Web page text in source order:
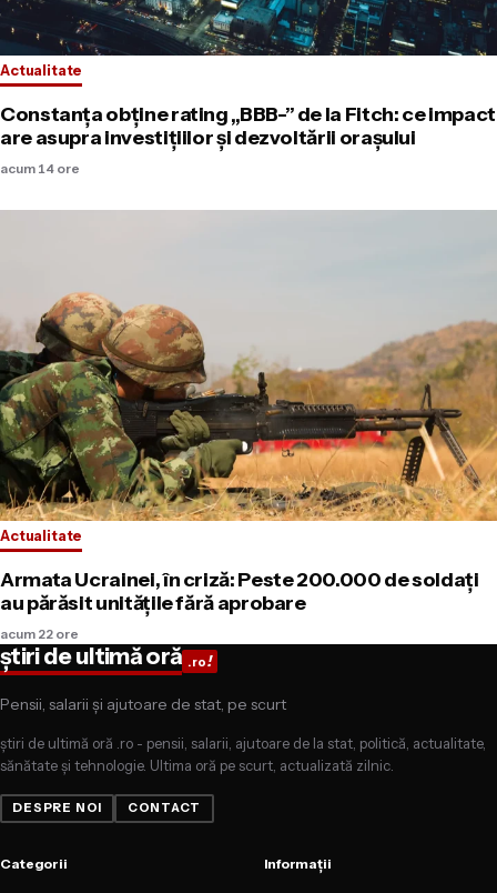
Actualitate
Constanța obține rating „BBB-” de la Fitch: ce impact
are asupra investițiilor și dezvoltării orașului
acum 14 ore
Actualitate
Armata Ucrainei, în criză: Peste 200.000 de soldați
au părăsit unitățile fără aprobare
acum 22 ore
știri de ultimă oră .ro!
Pensii, salarii și ajutoare de stat, pe scurt
știri de ultimă oră .ro - pensii, salarii, ajutoare de la stat, politică, actualitate,
sănătate și tehnologie. Ultima oră pe scurt, actualizată zilnic.
DESPRE NOI CONTACT
Categorii Informații